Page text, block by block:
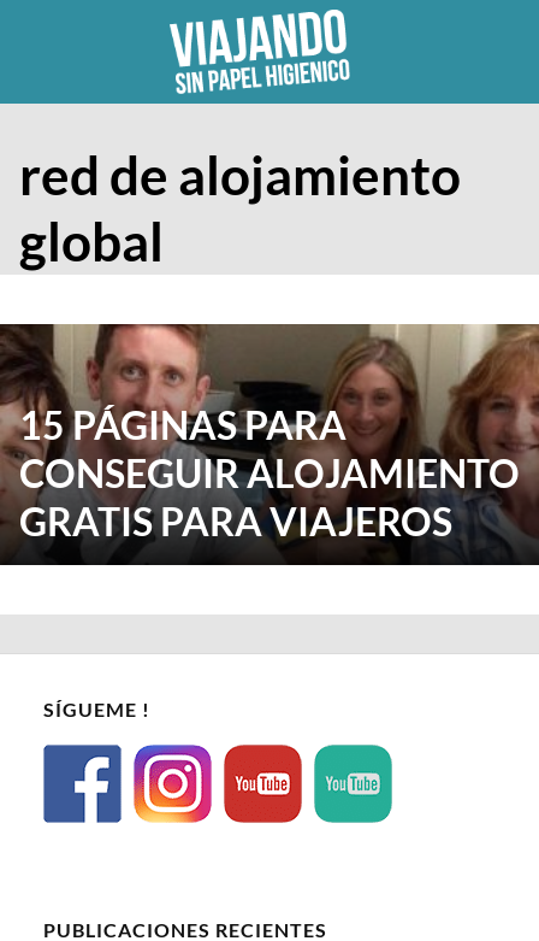
red de alojamiento
global
15 PÁGINAS PARA
CONSEGUIR ALOJAMIENTO
GRATIS PARA VIAJEROS
SÍGUEME !
PUBLICACIONES RECIENTES